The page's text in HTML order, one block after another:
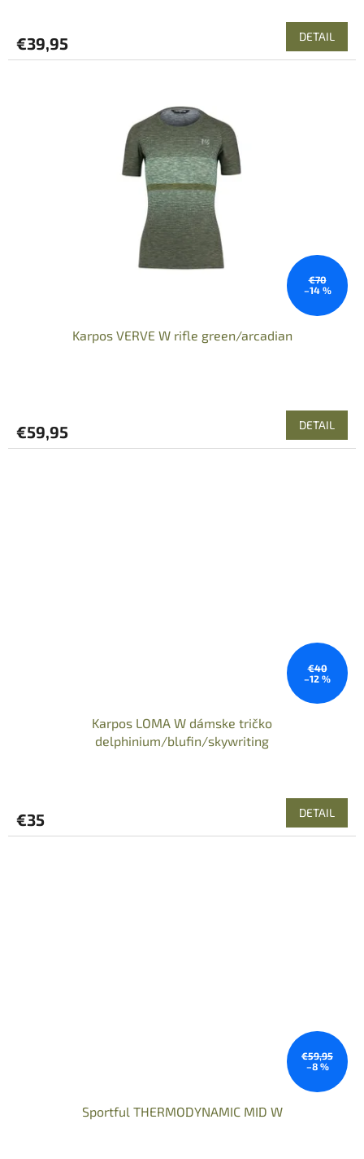
€39,95 DETAIL
€70
–14 %
Karpos VERVE W rifle green/arcadian
€59,95 DETAIL
€40
–12 %
Karpos LOMA W dámske tričko
delphinium/blufin/skywriting
€35 DETAIL
€59,95
–8 %
Sportful THERMODYNAMIC MID W